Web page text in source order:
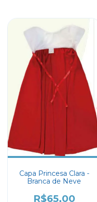
Capa Princesa Clara -
Branca de Neve
R$65,00